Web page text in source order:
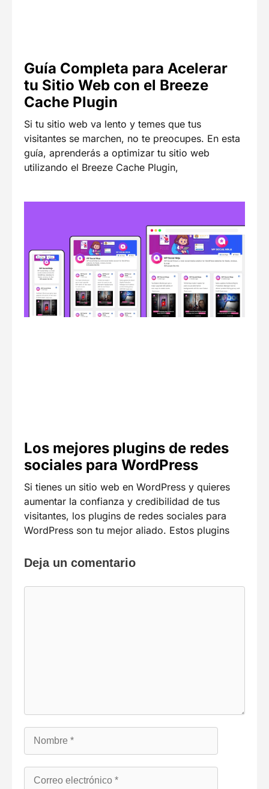
Guía Completa para Acelerar
tu Sitio Web con el Breeze
Cache Plugin
Si tu sitio web va lento y temes que tus
visitantes se marchen, no te preocupes. En esta
guía, aprenderás a optimizar tu sitio web
utilizando el Breeze Cache Plugin,
Los mejores plugins de redes
sociales para WordPress
Si tienes un sitio web en WordPress y quieres
aumentar la confianza y credibilidad de tus
visitantes, los plugins de redes sociales para
WordPress son tu mejor aliado. Estos plugins
Deja un comentario